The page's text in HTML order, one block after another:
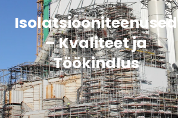
Isolatsiooniteenused
– Kvaliteet ja
Töökindlus